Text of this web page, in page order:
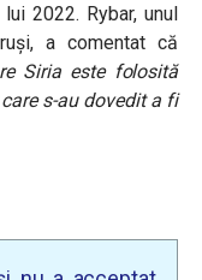
2022. Rybar, unul
a comentat că
Siria este folosită
s-au dovedit a fi